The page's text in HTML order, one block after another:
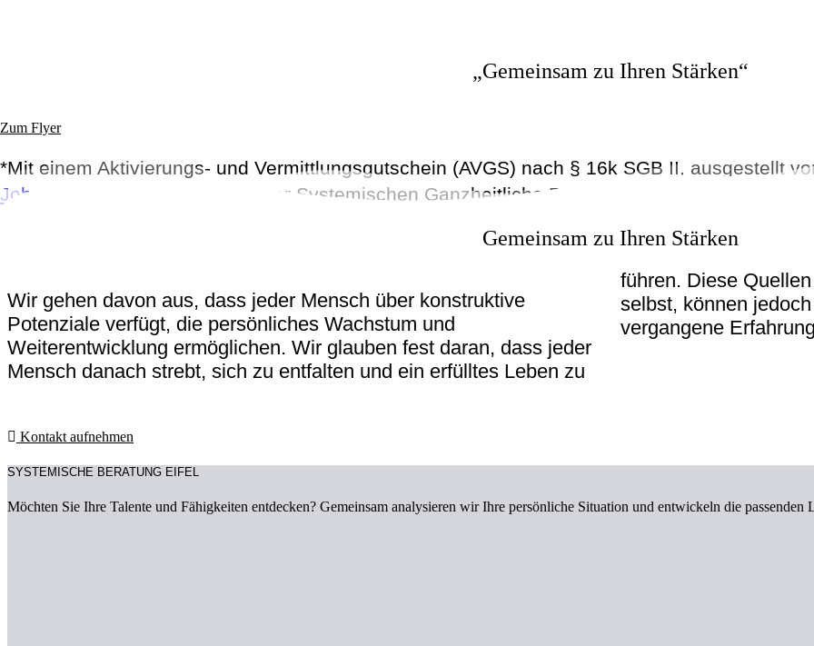
„Gemeinsam zu Ihren Stärken“
Zum Flyer
*Mit einem Aktivierungs- und Vermittlungsgutschein (AVGS) nach § 16k SGB II, ausgestellt
Jobcenter
, kannst du von unserer Systemischen Ganzheitliche Beratung und Begleitung zu
Gemeinsam zu Ihren Stärken
Wir gehen davon aus, dass jeder Mensch über konstruktive
Potenziale verfügt, die persönliches Wachstum und
Weiterentwicklung ermöglichen. Wir glauben fest daran, dass jeder
Mensch danach strebt, sich zu entfalten und ein erfülltes Leben zu
führen. Diese
selbst, können
vergangene
Kontakt aufnehmen
SYSTEMISCHE BERATUNG EIFEL
Möchten Sie Ihre Talente und Fähigkeiten entdecken? Gemeinsam analysieren wir Ihre persönliche Situation und entwickeln die passenden